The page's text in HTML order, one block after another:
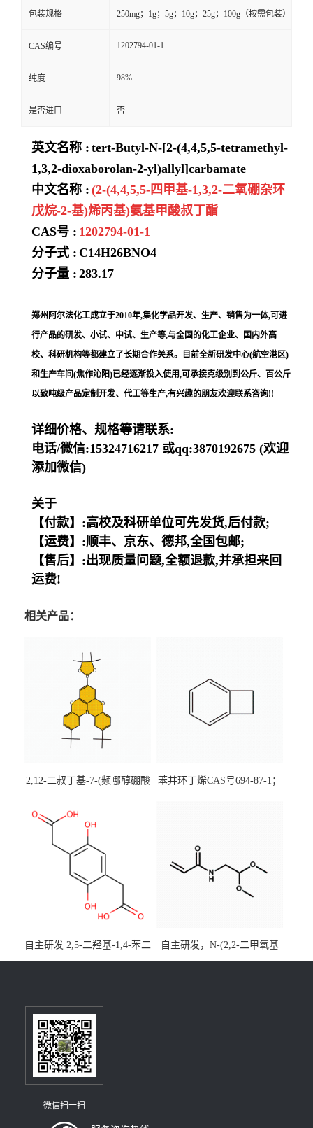
包装规格 250mg；1g；5g；10g；25g；100g（按需包装）
CAS编号 1202794-01-1
纯度 98%
是否进口 否
英文名称 : tert-Butyl-N-[2-(4,4,5,5-tetramethyl-
1,3,2-dioxaborolan-2-yl)allyl]carbamate
中文名称 : (2-(4,4,5,5-四甲基-1,3,2-二氧硼杂环
戊烷-2-基)烯丙基)氨基甲酸叔丁酯
CAS号 : 1202794-01-1
分子式 : C14H26BNO4
分子量 : 283.17
郑州阿尔法化工成立于2010年,集化学品开发、生产、销售为一体,可进
行产品的研发、小试、中试、生产等,与全国的化工企业、国内外高
校、科研机构等都建立了长期合作关系。目前全新研发中心(航空港区)
和生产车间(焦作沁阳)已经逐渐投入使用,可承接克级别到公斤、百公斤
以致吨级产品定制开发、代工等生产,有兴趣的朋友欢迎联系咨询!!
详细价格、规格等请联系:
电话/微信:15324716217 或qq:3870192675 (欢迎
添加微信)
关于
【付款】:高校及科研单位可先发货,后付款;
【运费】:顺丰、京东、德邦,全国包邮;
【售后】:出现质量问题,全额退款,并承担来回
运费!
相关产品：
2,12-二叔丁基-7-(频哪醇硼酸
[3,2,1-de]蒽CAS号2648896-
装，实验室现货直发
苯并环丁烯CAS号694-87-1；
自主研发 2,5-二羟基-1,4-苯二
乙酸CAS号5488-16-4；公斤
百公斤级可供应
自主研发，N-(2,2-二甲氧基
乙基)丙烯酰胺CAS号49707-
微信扫一扫